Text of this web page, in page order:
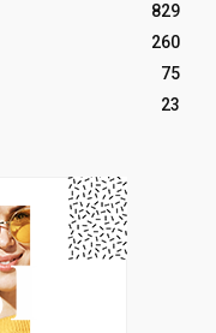
829
260
75
23